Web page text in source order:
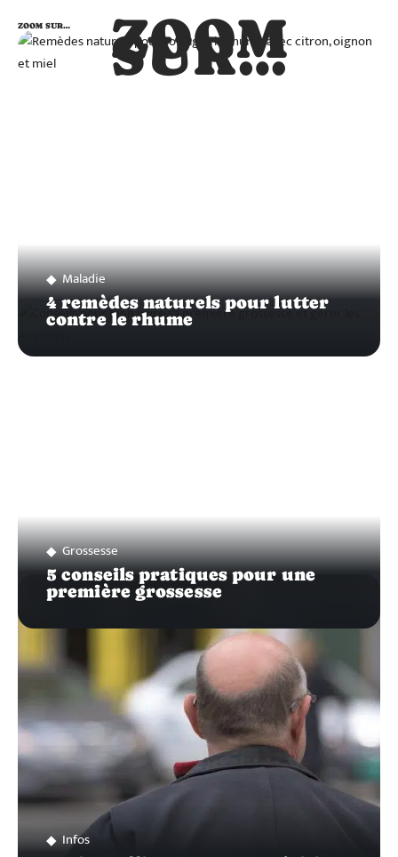
ZOOM
SUR…
ZOOM SUR…
Maladie
4 remèdes naturels pour lutter
contre le rhume
Grossesse
5 conseils pratiques pour une
première grossesse
Infos